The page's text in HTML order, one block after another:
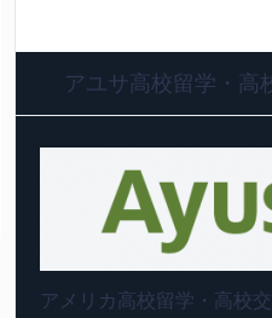
アユサ高校留学・高
アメリカ高校留学・高校